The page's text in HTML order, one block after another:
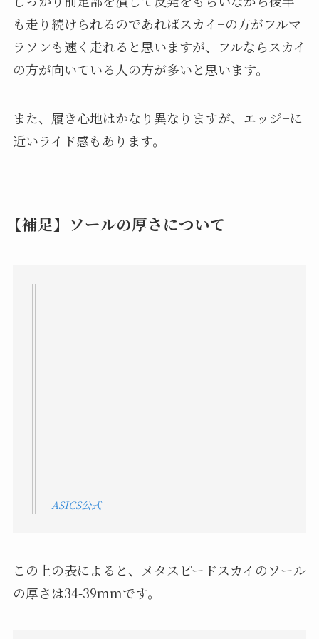
も走り続けられるのであればスカイ+の方がフルマ
ラソンも速く走れると思いますが、フルならスカイ
の方が向いている人の方が多いと思います。
また、履き心地はかなり異なりますが、エッジ+に
近いライド感もあります。
【補足】ソールの厚さについて
ASICS公式
この上の表によると、メタスピードスカイのソール
の厚さは34-39mmです。